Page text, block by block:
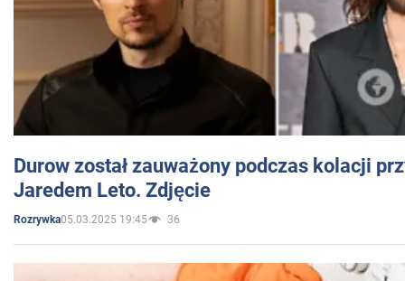
Durow został zauważony podczas kolacji
Jaredem Leto. Zdjęcie
Rozrywka05.03.2025 19:45 36